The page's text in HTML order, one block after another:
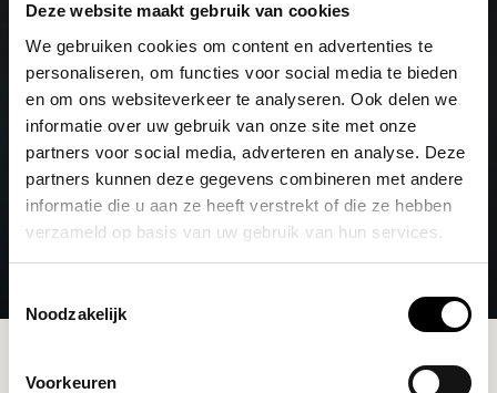
Deze website maakt gebruik van cookies
We gebruiken cookies om content en advertenties te
personaliseren, om functies voor social media te bieden
en om ons websiteverkeer te analyseren. Ook delen we
informatie over uw gebruik van onze site met onze
partners voor social media, adverteren en analyse. Deze
partners kunnen deze gegevens combineren met andere
informatie die u aan ze heeft verstrekt of die ze hebben
verzameld op basis van uw gebruik van hun services.
Noodzakelijk
Voorkeuren